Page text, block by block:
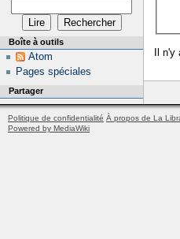
Il
Boîte à outils
Atom
Pages spéciales
Partager
Politique de confidentialité À propos de La
Powered by MediaWiki